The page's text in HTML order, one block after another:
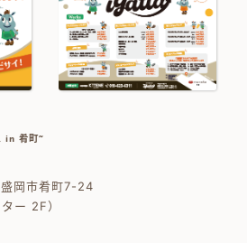
in 肴町~
岡市肴町7-24
ー 2F）